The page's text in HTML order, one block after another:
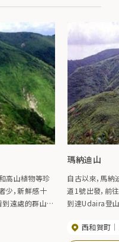
高山植物等珍
少，新鮮感十
到遠處的群山。
瑪納迪山
自古以來，馬
道1號出發，前
到達Udaira登
與樹木和諧相
西和賀町